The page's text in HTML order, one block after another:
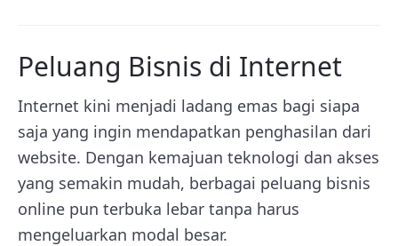
Peluang Bisnis di Internet
Internet kini menjadi ladang emas bagi siapa
saja yang ingin mendapatkan penghasilan dari
website. Dengan kemajuan teknologi dan akses
yang semakin mudah, berbagai peluang bisnis
online pun terbuka lebar tanpa harus
mengeluarkan modal besar.